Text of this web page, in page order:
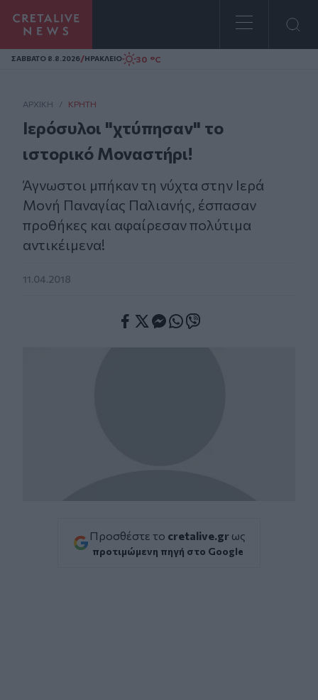
Homepage
ΣAΒΒΑΤΟ 8.8.2026/ΗΡΑΚΛΕΙΟ 30 °C
ΑΡΧΙΚΗ / ΚΡΉΤΗ
Ιερόσυλοι "χτύπησαν" το
ιστορικό Μοναστήρι!
Άγνωστοι μπήκαν τη νύχτα στην Ιερά
Μονή Παναγίας Παλιανής, έσπασαν
προθήκες και αφαίρεσαν πολύτιμα
αντικέιμενα!
11.04.2018
Προσθέστε το cretalive.gr ως
προτιμώμενη πηγή στο Google